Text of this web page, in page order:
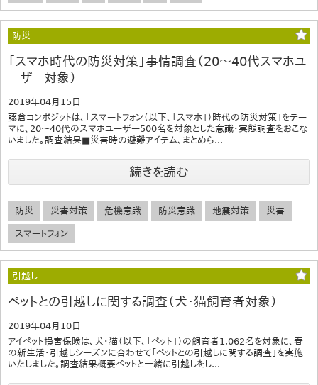
防災
「スマホ時代の防災対策」事情調査（20～40代スマホユ
ーザー対象）
2019年04月15日
藤倉コンポジットは、「スマートフォン（以下、「スマホ」）時代の防災対策」をテー
マに、20～40代のスマホユーザー500名を対象とした意識・実態調査をおこな
いました。調査結果■災害時の避難アイテム、まとめら...
続きを読む
防災 災害対策 危機意識 防災意識 地震対策 災害
スマートフォン
引越し
ペットとの引越しに関する調査（犬・猫飼育者対象）
2019年04月10日
アイペット損害保険は、犬・猫（以下、「ペット」）の飼育者1,062名を対象に、春
の新生活・引越しシーズンに合わせて「ペットとの引越しに関する調査」を実施
いたしました。調査結果概要ペットと一緒に引越しをし...